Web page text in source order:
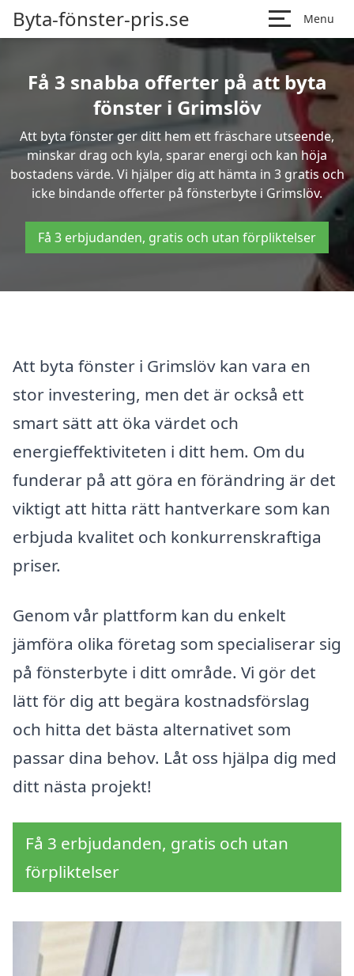
Byta-fönster-pris.se Menu
Få 3 snabba offerter på att byta
fönster i Grimslöv
Att byta fönster ger ditt hem ett fräschare utseende,
minskar drag och kyla, sparar energi och kan höja
bostadens värde. Vi hjälper dig att hämta in 3 gratis och
icke bindande offerter på fönsterbyte i Grimslöv.
Få 3 erbjudanden, gratis och utan förpliktelser
Att byta fönster i Grimslöv kan vara en
stor investering, men det är också ett
smart sätt att öka värdet och
energieffektiviteten i ditt hem. Om du
funderar på att göra en förändring är det
viktigt att hitta rätt hantverkare som kan
erbjuda kvalitet och konkurrenskraftiga
priser.
Genom vår plattform kan du enkelt
jämföra olika företag som specialiserar sig
på fönsterbyte i ditt område. Vi gör det
lätt för dig att begära kostnadsförslag
och hitta det bästa alternativet som
passar dina behov. Låt oss hjälpa dig med
ditt nästa projekt!
Få 3 erbjudanden, gratis och utan
förpliktelser